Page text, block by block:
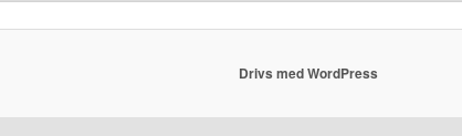
Drivs med WordPress